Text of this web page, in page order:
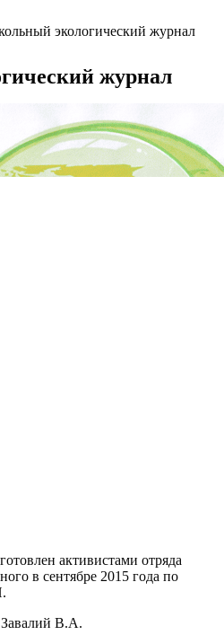
экологический журнал
журнал
активистами отряда
в сентябре 2015 года по
В.А.